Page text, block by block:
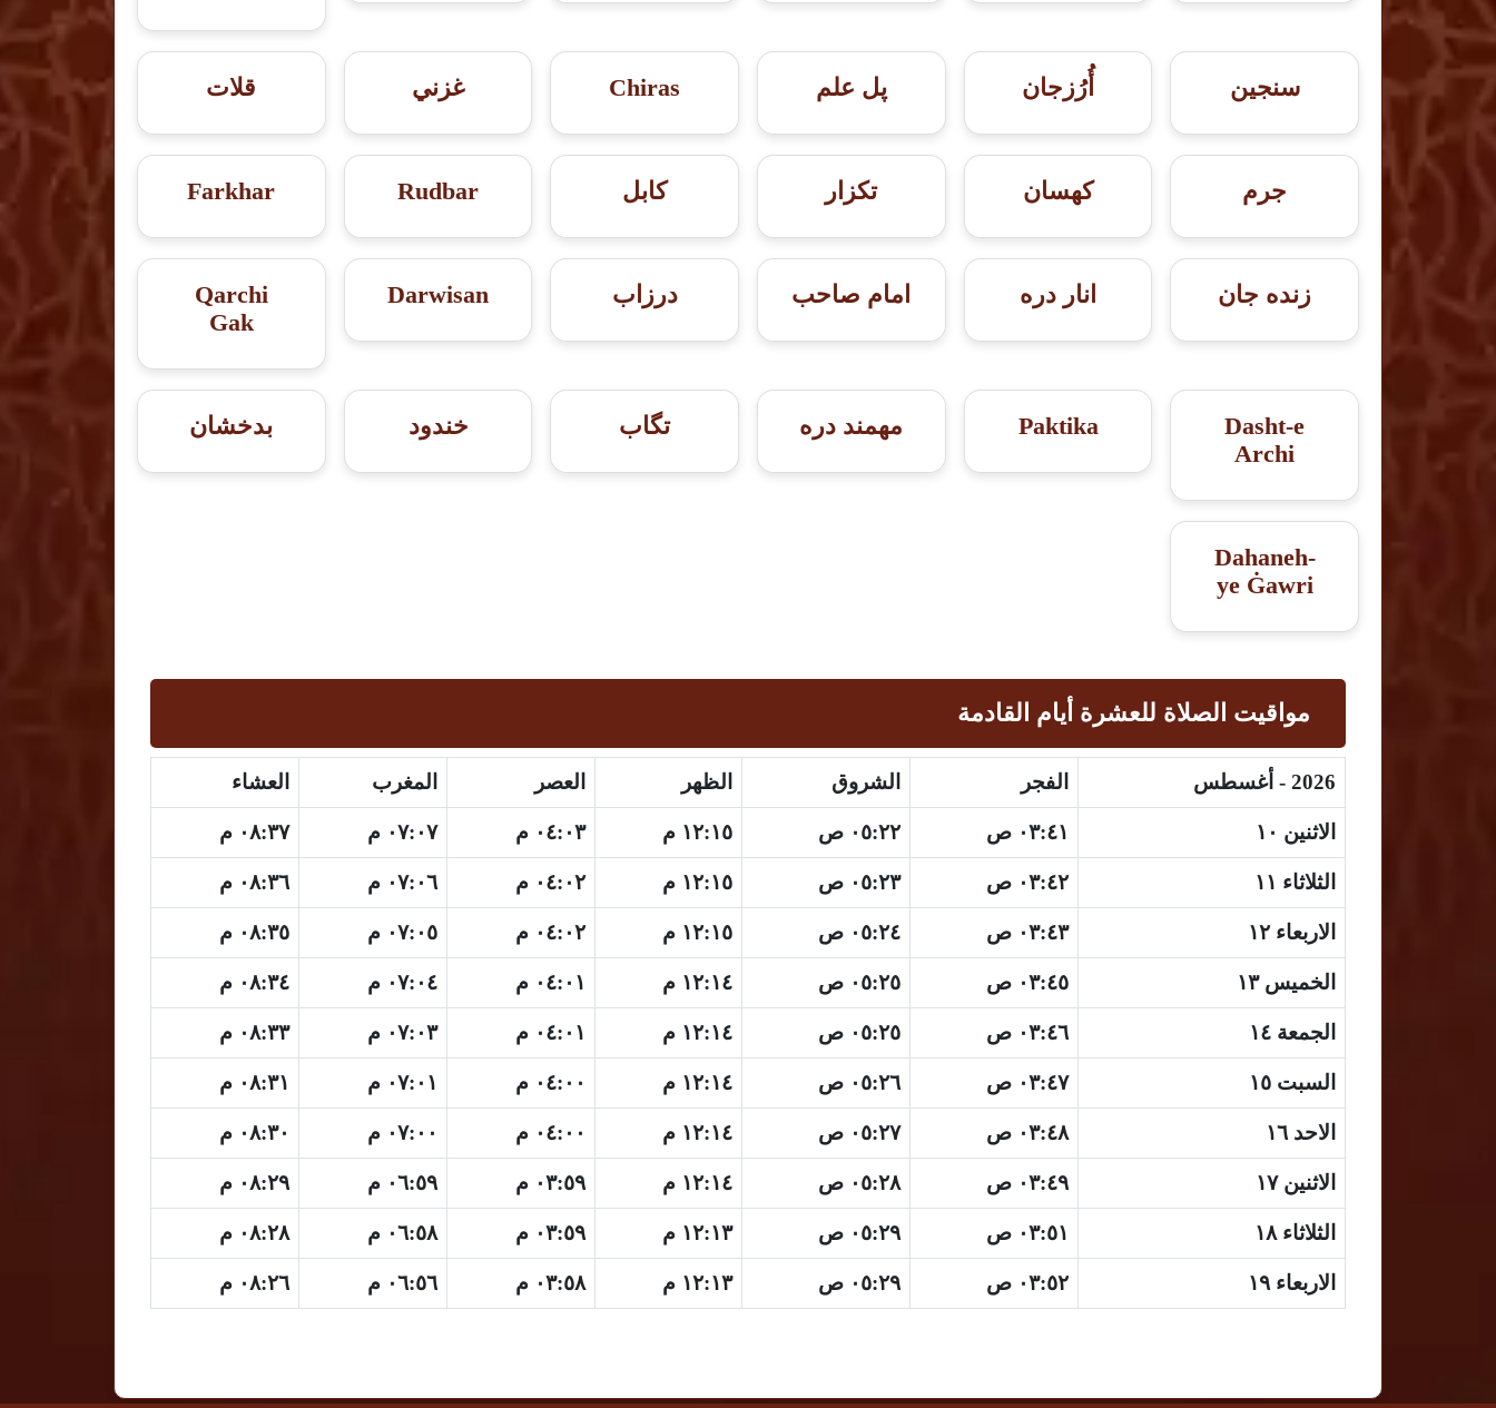
سنجين أُرُزجان پل علم Chiras غزني قلات
جرم کهسان تکزار کابل Rudbar
Farkhar
زنده جان انار دره امام صاحب درزاب Darwisan
Qarchi
Gak
Dasht-e
Archi
Paktika مهمند دره تگاب خندود بدخشان
Dahaneh-
ye Ġawri
مواقيت الصلاة للعشرة أيام القادمة
2026 - أغسطس الفجر الشروق الظهر العصر المغرب العشاء
الاثنين ١٠ ٠٣:٤١ ص ٠٥:٢٢ ص ١٢:١٥ م ٠٤:٠٣ م ٠٧:٠٧ م ٠٨:٣٧ م
الثلاثاء ١١ ٠٣:٤٢ ص ٠٥:٢٣ ص ١٢:١٥ م ٠٤:٠٢ م ٠٧:٠٦ م ٠٨:٣٦ م
الاربعاء ١٢ ٠٣:٤٣ ص ٠٥:٢٤ ص ١٢:١٥ م ٠٤:٠٢ م ٠٧:٠٥ م ٠٨:٣٥ م
الخميس ١٣ ٠٣:٤٥ ص ٠٥:٢٥ ص ١٢:١٤ م ٠٤:٠١ م ٠٧:٠٤ م ٠٨:٣٤ م
الجمعة ١٤ ٠٣:٤٦ ص ٠٥:٢٥ ص ١٢:١٤ م ٠٤:٠١ م ٠٧:٠٣ م ٠٨:٣٣ م
السبت ١٥ ٠٣:٤٧ ص ٠٥:٢٦ ص ١٢:١٤ م ٠٤:٠٠ م ٠٧:٠١ م ٠٨:٣١ م
الاحد ١٦ ٠٣:٤٨ ص ٠٥:٢٧ ص ١٢:١٤ م ٠٤:٠٠ م ٠٧:٠٠ م ٠٨:٣٠ م
الاثنين ١٧ ٠٣:٤٩ ص ٠٥:٢٨ ص ١٢:١٤ م ٠٣:٥٩ م ٠٦:٥٩ م ٠٨:٢٩ م
الثلاثاء ١٨ ٠٣:٥١ ص ٠٥:٢٩ ص ١٢:١٣ م ٠٣:٥٩ م ٠٦:٥٨ م ٠٨:٢٨ م
الاربعاء ١٩ ٠٣:٥٢ ص ٠٥:٢٩ ص ١٢:١٣ م ٠٣:٥٨ م ٠٦:٥٦ م ٠٨:٢٦ م